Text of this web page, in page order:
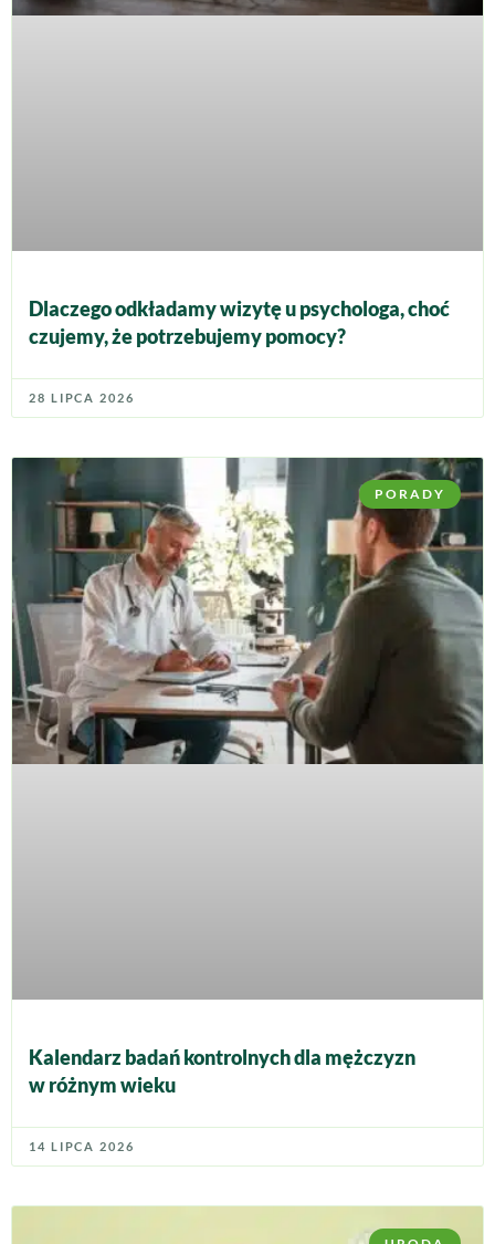
Dlaczego odkładamy wizytę u psychologa, choć
czujemy, że potrzebujemy pomocy?
28 LIPCA 2026
PORADY
Kalendarz badań kontrolnych dla mężczyzn
w różnym wieku
14 LIPCA 2026